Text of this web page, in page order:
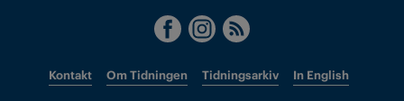
Kontakt Om Tidningen Tidningsarkiv In English